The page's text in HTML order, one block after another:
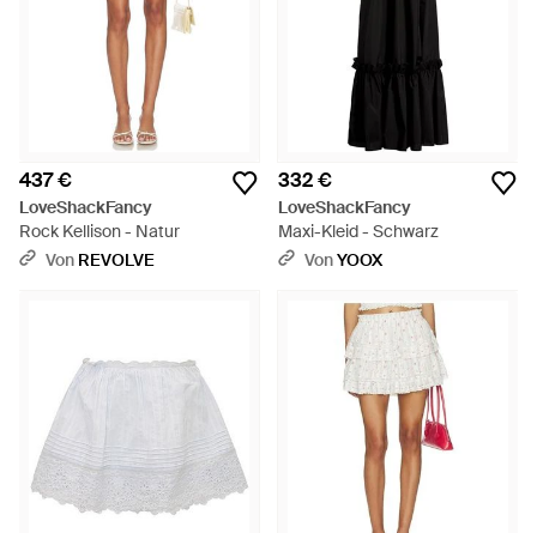
437 €
LoveShackFancy
Rock Kellison - Natur
Von REVOLVE
332 €
LoveShackFancy
Maxi-Kleid - Schwarz
VonYOOX